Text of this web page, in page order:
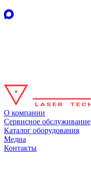
О компании
Сервисное обслуживание
Каталог оборудования
Медиа
Контакты